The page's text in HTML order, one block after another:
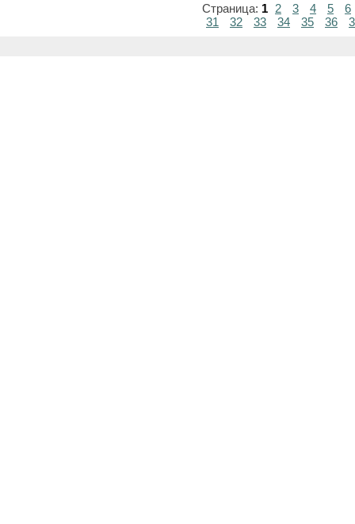
Страница: 1 2 3 4 5
6
31
32 33 34 35 36